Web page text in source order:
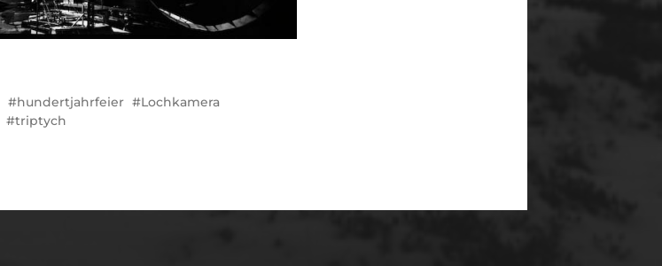
hundertjahrfeier
Lochkamera
triptych